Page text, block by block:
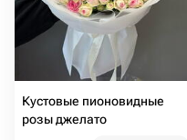
Кустовые пионовидные
розы джелато